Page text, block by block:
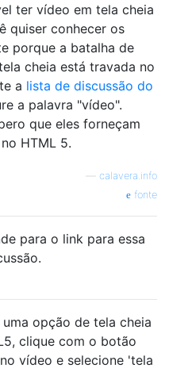
ter vídeo em tela cheia
quiser conhecer os
porque a batalha de
cheia está travada no
a lista de discussão do
a palavra "vídeo".
que eles forneçam
HTML 5.
calavera.info
fonte
para o link para essa
opção de tela cheia
clique com o botão
vídeo e selecione 'tela